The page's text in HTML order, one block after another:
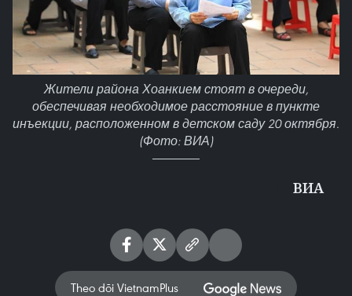
Жители района Хоанкием стоят в очереди,
обеспечивая необходимое расстояние в пункте
инъекции, расположенном в детском саду 20 октября.
(Фото: ВИА)
ВИА
Theo dõi VietnamPlus